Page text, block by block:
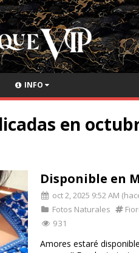
INFO
en
Disponible en
oct 2, 2025 9:52 AM
Fotos Naturales
931
Amores estaré